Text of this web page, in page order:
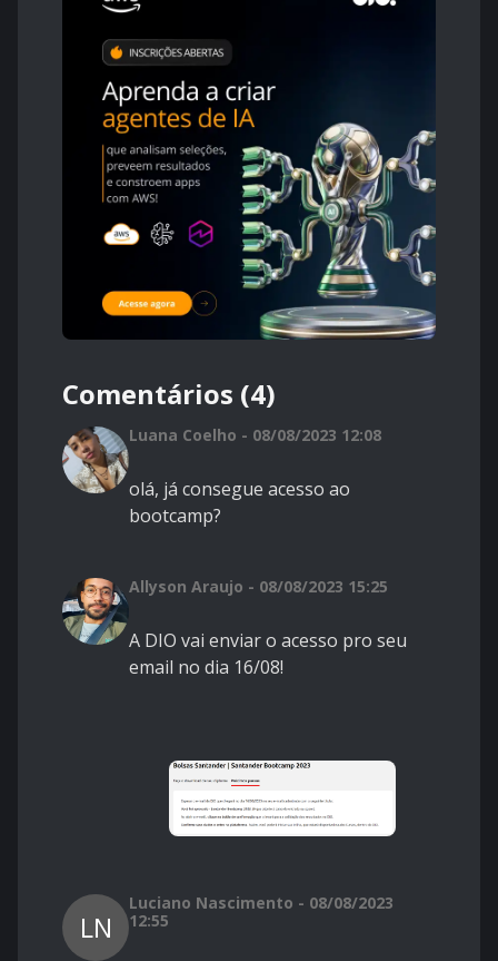
Comentários (4)
Luana Coelho - 08/08/2023 12:08
olá, já consegue acesso ao
bootcamp?
Allyson Araujo - 08/08/2023 15:25
A DIO vai enviar o acesso pro seu
email no dia 16/08!
LN
Luciano Nascimento - 08/08/2023
12:55